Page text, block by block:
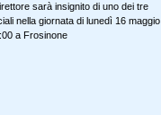
sarà insignito di uno dei tre
nella giornata di lunedì 16 maggio
a Frosinone